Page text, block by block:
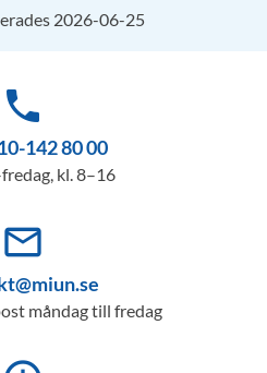
2026-06-25
phone
142 80 00
kl. 8–16
mail_outline
måndag till fredag